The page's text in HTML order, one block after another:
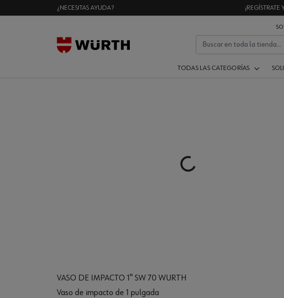
¿NECESITAS AYUDA? ¡REGÍSTRATE
TODAS LAS CATEGORÍAS
Loading...
VASO DE IMPACTO 1" SW 70 WURTH
Vaso de impacto de 1 pulgada